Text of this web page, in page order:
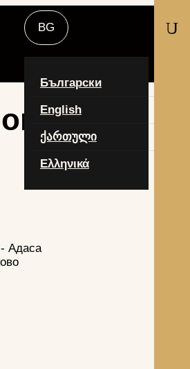
Български
English
ქართული
Ελληνικά
U
Адаса